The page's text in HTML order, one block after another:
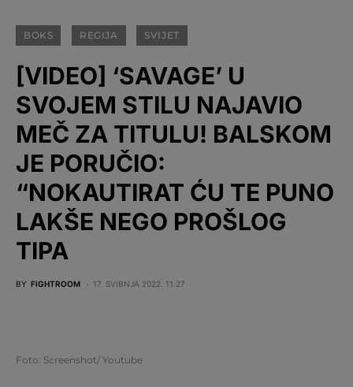
BOKS REGIJA SVIJET
[VIDEO] ‘SAVAGE’ U
SVOJEM STILU NAJAVIO
MEČ ZA TITULU! BALSKOM
JE PORUČIO:
“NOKAUTIRAT ĆU TE PUNO
LAKŠE NEGO PROŠLOG
TIPA
BY FIGHTROOM 17. SVIBNJA 2022. 11:27
Foto: Screenshot/ Youtube